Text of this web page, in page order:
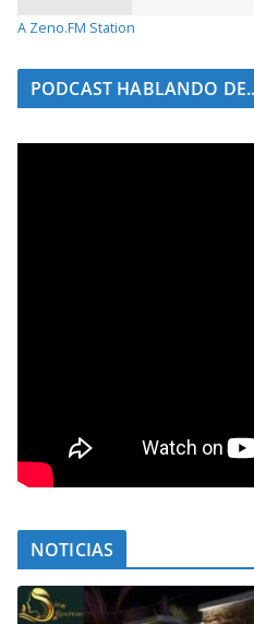
A Zeno.FM Station
PODCAST HABLANDO
NOTICIAS